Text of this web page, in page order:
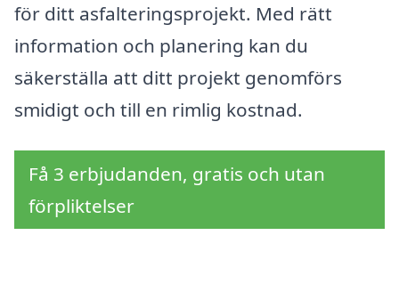
för ditt asfalteringsprojekt. Med rätt
information och planering kan du
säkerställa att ditt projekt genomförs
smidigt och till en rimlig kostnad.
Få 3 erbjudanden, gratis och utan
förpliktelser